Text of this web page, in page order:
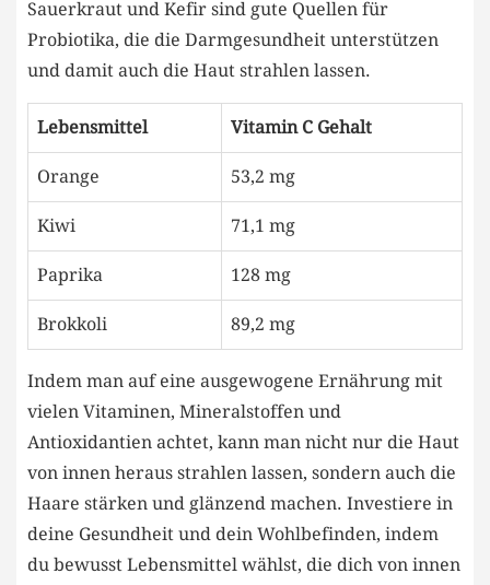
Sauerkraut und Kefir sind gute Quellen für
Probiotika, die die Darmgesundheit unterstützen
und damit auch die Haut strahlen lassen.
Lebensmittel Vitamin C Gehalt
Orange 53,2 mg
Kiwi 71,1 mg
Paprika 128 mg
Brokkoli 89,2 mg
Indem man auf eine ausgewogene Ernährung mit
vielen Vitaminen, Mineralstoffen und
Antioxidantien achtet, kann man nicht nur die Haut
von innen heraus strahlen lassen, sondern auch die
Haare stärken und glänzend machen. Investiere in
deine Gesundheit und dein Wohlbefinden, indem
du bewusst Lebensmittel wählst, die dich von innen